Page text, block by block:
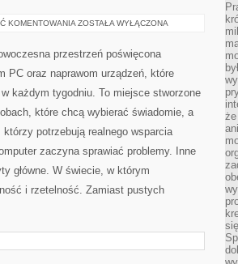
KOMENTOWANIA DIY
ZOSTAŁA WYŁĄCZONA
przestrzeń poświęcona
PC oraz naprawom urządzeń, które
w każdym tygodniu. To miejsce stworzone
które chcą wybierać świadomie, a
potrzebują realnego wsparcia
zaczyna sprawiać problemy. Inne
główne. W świecie, w którym
i rzetelność. Zamiast pustych
że